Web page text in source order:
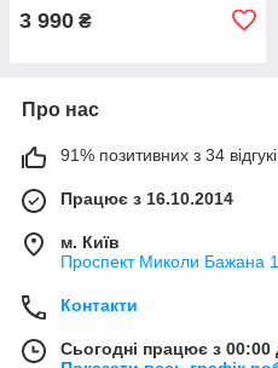
3 990 ₴
Про нас
91% позитивних з 34
Працює з 16.10.2014
м. Київ
Проспект Миколи Бажана
Контакти
Сьогодні працює з 00:00